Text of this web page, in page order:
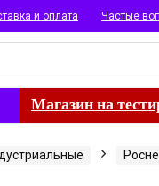
и оплата Частые
Магазин на